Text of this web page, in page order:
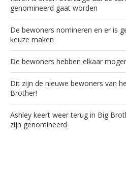
genomineerd gaat worden
De bewoners nomineren en er is
keuze maken
De bewoners hebben elkaar
Dit zijn de nieuwe bewoners van
Brother!
Ashley keert weer terug in Big
zijn genomineerd